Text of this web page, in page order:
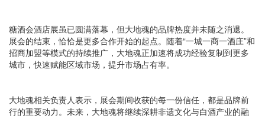
糖酒会酒店展虽已圆满落幕，但大地魂的品牌热度并未随之消退。
展会的结束，恰恰是更多合作开始的起点。随着“一城一商一酒庄”和
招商加盟等模式的持续推广，大地魂正加速将成功经验复制到更多
城市，快速赋能区域市场，提升市场占有率。
大地魂相关负责人表示，展会期间收获的每一份信任，都是品牌前
行的重要动力。未来，大地魂将继续深耕非遗文化与白酒产业的融